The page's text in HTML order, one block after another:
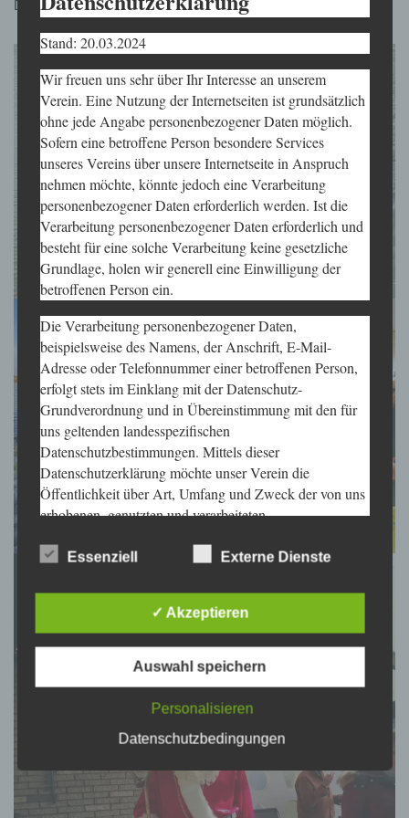
Danke an alle, die diese schöne Fahrt möglich gemacht haben.
Stand: 20.03.2024
Wir freuen uns sehr über Ihr Interesse an unserem
Verein. Eine Nutzung der Internetseiten ist grundsätzlich
ohne jede Angabe personenbezogener Daten möglich.
Sofern eine betroffene Person besondere Services
unseres Vereins über unsere Internetseite in Anspruch
nehmen möchte, könnte jedoch eine Verarbeitung
personenbezogener Daten erforderlich werden. Ist die
Verarbeitung personenbezogener Daten erforderlich und
besteht für eine solche Verarbeitung keine gesetzliche
Grundlage, holen wir generell eine Einwilligung der
betroffenen Person ein.
Die Verarbeitung personenbezogener Daten,
beispielsweise des Namens, der Anschrift, E-Mail-
Adresse oder Telefonnummer einer betroffenen Person,
erfolgt stets im Einklang mit der Datenschutz-
Grundverordnung und in Übereinstimmung mit den für
uns geltenden landesspezifischen
Datenschutzbestimmungen. Mittels dieser
Datenschutzerklärung möchte unser Verein die
Öffentlichkeit über Art, Umfang und Zweck der von uns
erhobenen, genutzten und verarbeiteten
betroffene Personen mittels dieser Datenschutzerklärung
Wir haben als für die Verarbeitung Verantwortlicher
zahlreiche technische und organisatorische Maßnahmen
über diese Internetseite verarbeiteten personenbezogenen
Datenübertragungen grundsätzlich Sicherheitslücken
aufweisen, sodass ein absoluter Schutz nicht
jeder betroffenen Person frei, personenbezogene Daten
auch auf alternativen Wegen, beispielsweise telefonisch,
Essenziell Externe Dienste
✓ Akzeptieren
Auswahl speichern
Personalisieren
Datenschutzbedingungen